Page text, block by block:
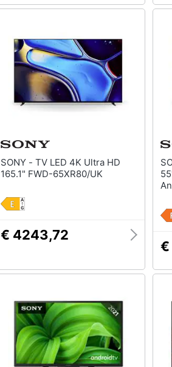
SONY - TV LED 4K Ultra HD
165.1" FWD-65XR80/UK
€ 4243,72
SONY -
€